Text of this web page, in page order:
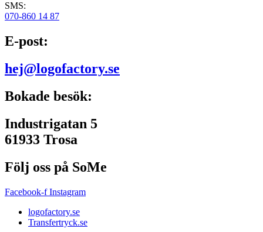
SMS:
070-860 14 87
E-post:
hej@logofactory.se
Bokade besök:
Industrigatan 5
61933 Trosa
Följ oss på SoMe
Facebook-f Instagram
logofactory.se
Transfertryck.se